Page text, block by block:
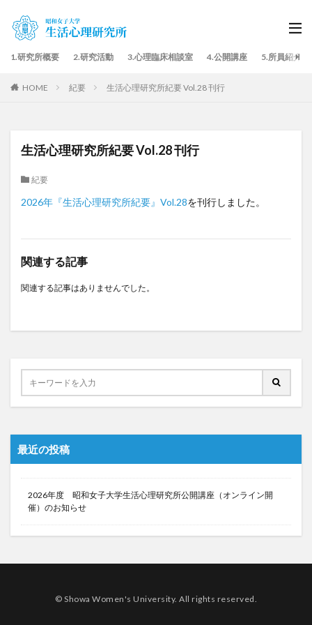
1.研究所概要 2.研究活動 3.心理臨床相談室 4.公開講座 5.所員紹介
HOME 紀要 生活心理研究所紀要 Vol.28 刊行
生活心理研究所紀要 Vol.28 刊行
紀要
2026年『生活心理研究所紀要』Vol.28を刊行しました。
関連する記事
関連する記事はありませんでした。
最近の投稿
2026年度 昭和女子大学生活心理研究所公開講座（オンライン開
催）のお知らせ
© Showa Women's University. All rights reserved.